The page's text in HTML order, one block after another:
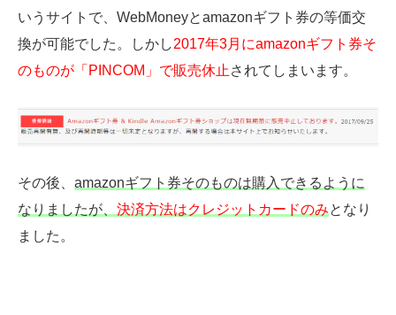
いうサイトで、WebMoneyとamazonギフト券の等価交
換が可能でした。しかし2017年3月にamazonギフト券そ
のものが「PINCOM」で販売休止 されてしまいます。
その後、 amazonギフト券そのものは購入できるように
なりましたが、 決済方法はクレジットカードのみとなり
ました。